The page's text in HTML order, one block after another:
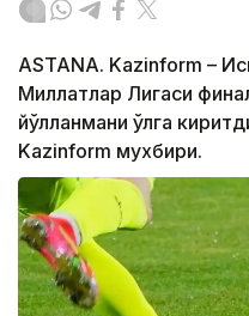
ASTANA. Kazinform –
Миллатлар Лигаси
йўлланмани қўлга
Kazinform мухбири.